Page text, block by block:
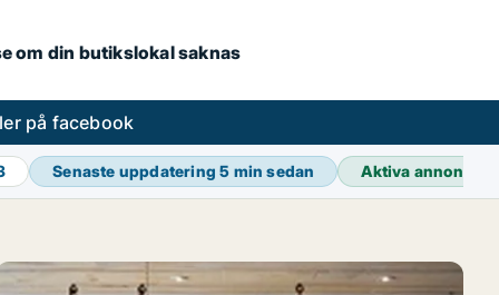
om din butikslokal saknas
på facebook
Senaste uppdatering5 min sedan Aktiva annonser